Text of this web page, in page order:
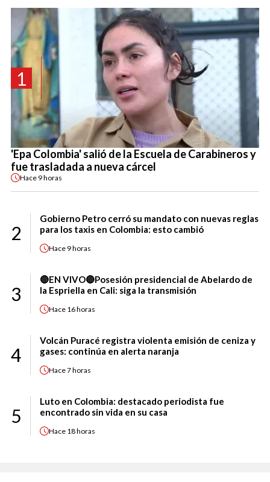
1
'Epa Colombia' salió de la Escuela de Carabineros y
fue trasladada a nueva cárcel
Hace 9 horas
2
Gobierno Petro cerró su mandato con nuevas reglas
para los taxis en Colombia: esto cambió
Hace 9 horas
3
🔴EN VIVO🔴Posesión presidencial de Abelardo de
la Espriella en Cali: siga la transmisión
Hace 16 horas
4
Volcán Puracé registra violenta emisión de ceniza y
gases: continúa en alerta naranja
Hace7 horas
5
Luto en Colombia: destacado periodista fue
encontrado sin vida en su casa
Hace 18 horas